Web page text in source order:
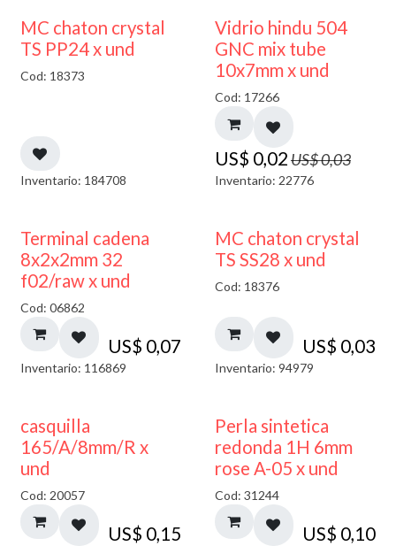
MC chaton crystal
TS PP24 x und
Cod: 18373
Inventario: 184708
40% DESCUENTO
Vidrio hindu 504
GNC mix tube
10x7mm x und
Cod: 17266
US$ 0,02US$0,03
Inventario: 22776
Terminal cadena
8x2x2mm 32
f02/raw x und
Cod: 06862
US$ 0,07
Inventario: 116869
MC chaton crystal
TS SS28 x und
Cod: 18376
US$ 0,03
Inventario: 94979
casquilla
165/A/8mm/R x
und
Cod: 20057
US$ 0,15
Perla sintetica
redonda 1H 6mm
rose A-05 x und
Cod: 31244
US$ 0,10